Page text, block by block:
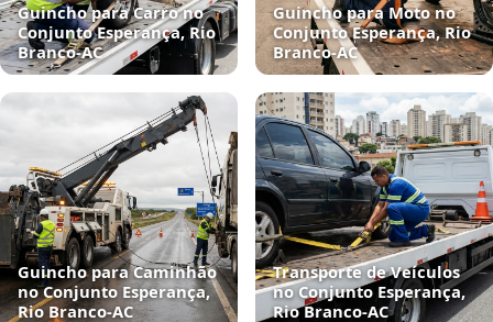
Guincho para Carro no
Conjunto Esperança, Rio
Branco‑AC
Guincho para Moto no
Conjunto Esperança, Rio
Branco‑AC
Guincho para Caminhão
no Conjunto Esperança,
Rio Branco‑AC
Transporte de Veículos
no Conjunto Esperança,
Rio Branco‑AC